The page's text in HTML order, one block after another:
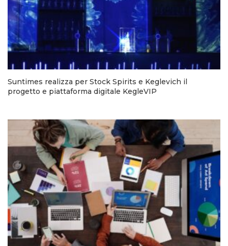
Suntimes realizza per Stock Spirits e Keglevich il
progetto e piattaforma digitale KegleVIP